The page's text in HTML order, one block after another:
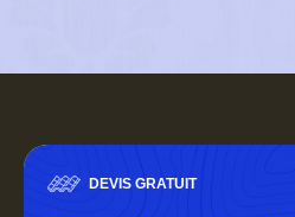
DEVIS GRATUIT